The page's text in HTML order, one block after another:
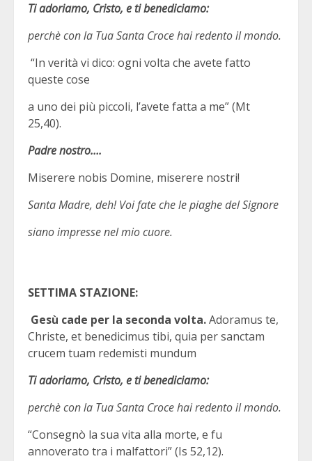
Ti adoriamo, Cristo, e ti benediciamo:
perchè con la Tua Santa Croce hai redento il mondo.
“In verità vi dico: ogni volta che avete fatto
queste cose
a uno dei più piccoli, l’avete fatta a me” (Mt
25,40).
Padre nostro….
Miserere nobis Domine, miserere nostri!
Santa Madre, deh! Voi fate che le piaghe del Signore
siano impresse nel mio cuore.
SETTIMA STAZIONE:
Gesù cade per la seconda volta.Adoramus te,
Christe, et benedicimus tibi, quia per sanctam
crucem tuam redemisti mundum
Ti adoriamo, Cristo, e ti benediciamo:
perchè con la Tua Santa Croce hai redento il mondo.
“Consegnò la sua vita alla morte, e fu
annoverato tra i malfattori” (Is 52,12).